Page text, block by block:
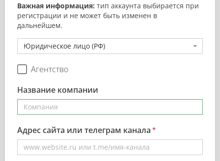
Важная информация: тип аккаунта выбирается при
регистрации и не может быть изменен в
дальнейшем.
Юридическое лицо (РФ)
Агентство
Название компании
Адрес сайта или телеграм канала